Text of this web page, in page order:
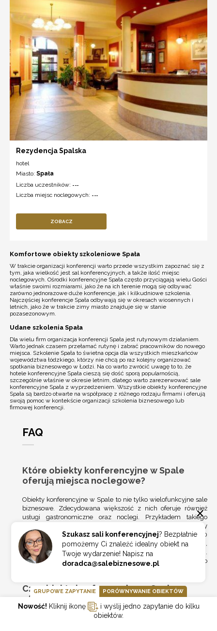
Rezydencja Spalska
hotel
Miasto: Spała
Liczba uczestników: ---
Liczba miejsc noclegowych: ---
ZOBACZ
Komfortowe obiekty szkoleniowe Spała
W trakcie organizacji konferencji warto przede wszystkim zapoznać się z
tym, jaka wielkość jest sal konferencyjnych, a także ilość miejsc
noclegowych. Ośrodki konferencyjne Spała często przyciągają wielu Gości
właśnie swoimi rozmiarami, jako że na ich terenie mogą się odbywać
zarówno jednorazowe duże konferencje, jak i kilkudniowe szkolenia.
Najczęściej konferencje Spała odbywają się w okresach wiosennych i
letnich, jako że w trakcie zimy miasto znajduje się w stanie
pozasezonowym.
Udane szkolenia Spała
Dla wielu firm organizacja konferencji Spała jest rutynowym działaniem.
Warto jednak czasem przełamać rutynę i zabrać pracowników do nowego
miejsca. Szkolenie Spała to świetna opcja dla wszystkich mieszkańców
województwa łódzkiego, którzy nie chcą po raz kolejny organizować
spotkania biznesowego w Łodzi. Na co warto zwrócić uwagę to to, że
hotele konferencyjne Spała cieszą się dość sporą popularnością,
szczególnie właśnie w okresie letnim, dlatego warto zarezerwować sale
konferencyjne Spała z wyprzedzeniem. Wszystkie obiekty konferencyjne
Spała są bardzo otwarte na współpracę z różnego rodzaju firmami i oferują
swoją pomoc w kontekście organizacji szkolenia biznesowego lub
firmowej konferencji.
FAQ
Które obiekty konferencyjne w Spale
oferują miejsca noclegowe?
Obiekty konferencyjne w Spale to nie tylko wielofunkcyjne sale
biznesowe. Zdecydowana większość z nich oferuje również
usługi gastronomiczne oraz noclegi. Przykładem takiego
, który mieści się przy ulicy
Hubala 15. Do dyspozycji gości pozostawia on aż 110
nowoczesnych i wysoce komfortowych miejsc noclegowych,
które rozmieszczone zostały w 38 pokojach i apartamentach.
Pomieszczenia te są klimatyzowane, designerskie oraz bardzo
Czy obiekty konferencyjne w Spale
oferują parkingi?
Właściciele obiektów konferencyjnych w Spale doskonale zdają
Szukasz sali konferencyjnej? Bezpłatnie
pomożemy Ci znaleźć idealny obiekt na
Twoje wydarzenie! Napisz na
doradca@salebiznesowe.pl
GRUPOWE ZAPYTANIE PORÓWNYWANIE OBIEKTÓW
Nowość! Kliknij ikonę
i wyślij jedno zapytanie do kilku
obiektów.